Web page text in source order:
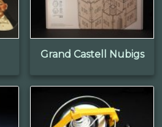
Grand Castell Nubigs